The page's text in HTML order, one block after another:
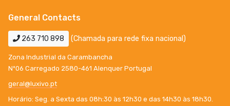
General Contacts
263 710 898 (Chamada para rede fixa nacional)
Zona Industrial da Carambancha
Nº06 Carregado 2580-461 Alenquer Portugal
geral@luxivo.pt
Horário: Seg. a Sexta das 08h:30 às 12h30 e das 14h30 às 18h30.